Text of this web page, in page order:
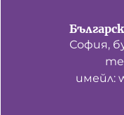
София,
имейл: